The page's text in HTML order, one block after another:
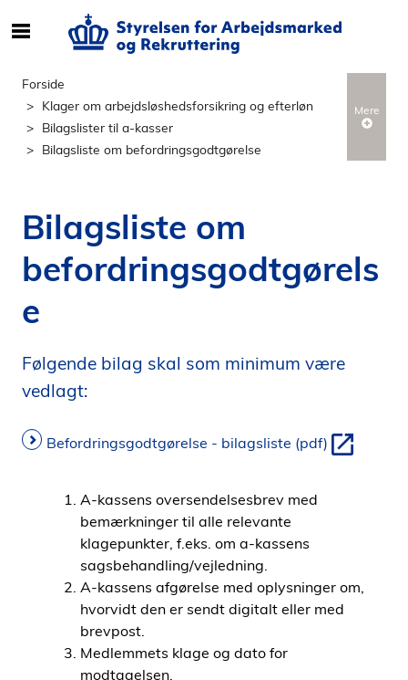
e
f
t
n
h
p
å
d
Forside
Klager om arbejdsløshedsforsikring og efterløn
Bilagslister til a-kasser
Bilagsliste om befordringsgodtgørelse
Bilagsliste om
befordringsgodtgørels
e
Følgende bilag skal som minimum være
vedlagt:
Befordringsgodtgørelse - bilagsliste (pdf)
A-kassens oversendelsesbrev med
bemærkninger til alle relevante
klagepunkter, f.eks. om a-kassens
sagsbehandling/vejledning.
A-kassens afgørelse med oplysninger om,
hvorvidt den er sendt digitalt eller med
brevpost.
Medlemmets klage og dato for
modtagelsen.